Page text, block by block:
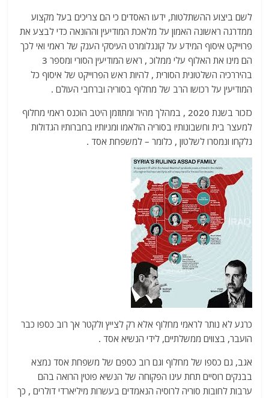
לשם ביצוע ההשתלטות, ידעו האסדים כי הם צריכים בעל מקצוע
ממדרגה ראשונה האמון על מלאכת המודיעין וההונאה כדי לבצע את
פרוייקט איסוף המידע על קונגלומרט העיסקי הענק של ראמי ואי לכך
הם מינו את האלוף עלי ממלוכ , ראש המודיעין הסורי ומספר 3
בהיררכיה השלטונית הסורית , להיות ראש הפרוייקט של איסוף כל
המודיעין על רכושו הרב של מחלוף בסוריה וברחבי העולם .
כזכור בשנת 2020 , במהלך מהיר ומתוזמן היטב הוכנס ראמי מחלוף
למעצר בית וחשבונותיו בסוריה הולאמו ומניותיו בחברותיו הגדולות
נלקחו ונמסרו לשלטון , כלומר – למשפחת אסד .
כרגע לא נותר לראמי מחלוף אלא רק לצייץ ולקטר אך רוב כספו כבר
הועבר, בצווים ממשלתיים, לידי הנשיא אסד .
אגב, גם כספו של מחלוף וגם רוב כספם של משפחת אסד נמצא
בבנקים רוסיים תחת עינו הפקוחה של הנשיא פוטין הרואה בהם
ערבות לחובות סוריה לרוסיה הנאמדים בעשרות מיליארדי דולרים , כך